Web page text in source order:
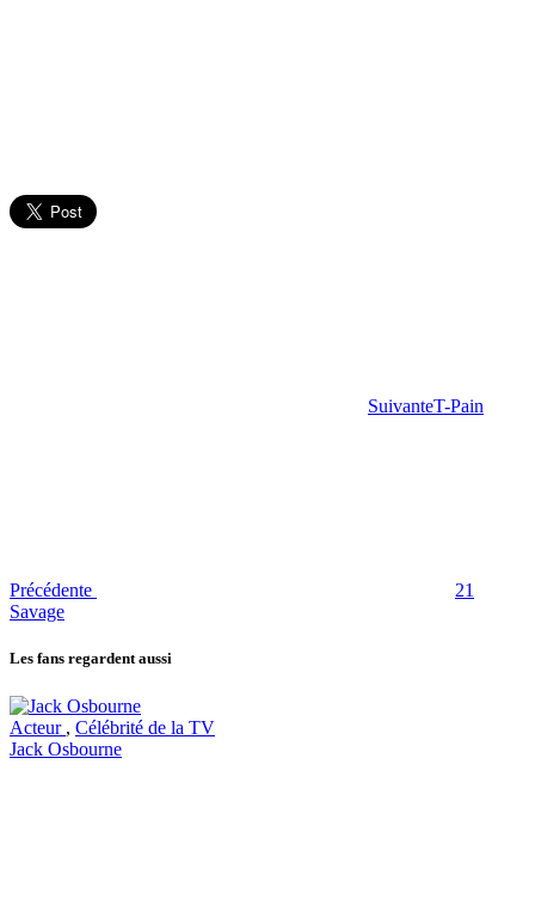
SuivanteT-Pain
Précédente
21
Savage
Les fans regardent aussi
Acteur , Célébrité de la TV
Jack Osbourne